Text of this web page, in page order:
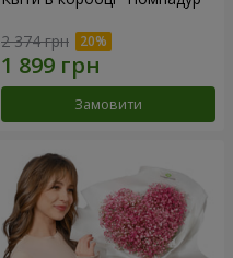
2 374 грн
Замовити